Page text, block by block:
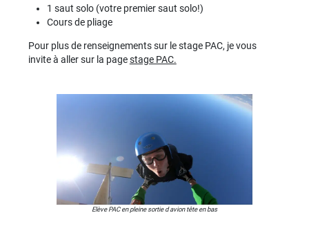
1 saut solo (votre premier saut solo!)
Cours de pliage
Pour plus de renseignements sur le stage PAC, je vous
invite à aller sur la pagestage PAC.
Elève PAC en pleine sortie d avion tête en bas